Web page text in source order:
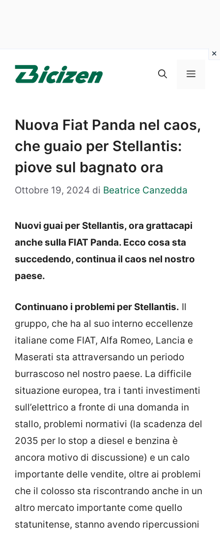
Menu
Nuova Fiat Panda nel caos,
che guaio per Stellantis:
piove sul bagnato ora
Ottobre 19, 2024 di Beatrice Canzedda
Nuovi guai per Stellantis, ora grattacapi
anche sulla FIAT Panda. Ecco cosa sta
succedendo, continua il caos nel nostro
paese.
Continuano i problemi per Stellantis. Il
gruppo, che ha al suo interno eccellenze
italiane come FIAT, Alfa Romeo, Lancia e
Maserati sta attraversando un periodo
burrascoso nel nostro paese. La difficile
situazione europea, tra i tanti investimenti
sull’elettrico a fronte di una domanda in
stallo, problemi normativi (la scadenza del
2035 per lo stop a diesel e benzina è
ancora motivo di discussione) e un calo
importante delle vendite, oltre ai problemi
che il colosso sta riscontrando anche in un
altro mercato importante come quello
statunitense, stanno avendo ripercussioni